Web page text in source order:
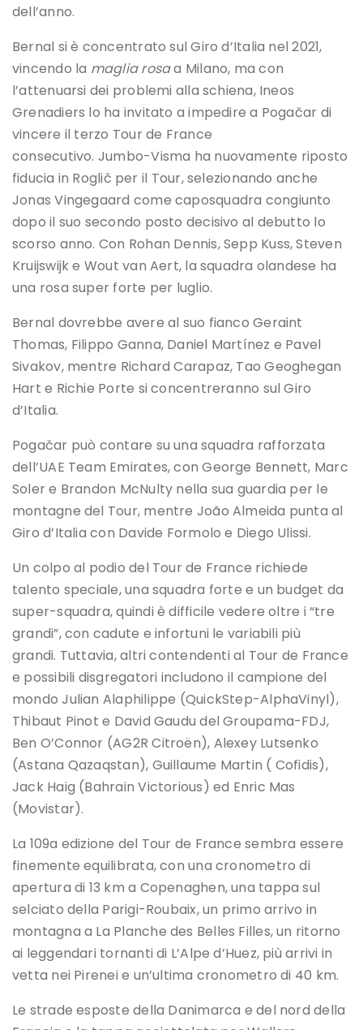
dell’anno.
Bernal si è concentrato sul Giro d’Italia nel 2021,
vincendo la maglia rosaa Milano, ma con
l’attenuarsi dei problemi alla schiena, Ineos
Grenadiers lo ha invitato a impedire a Pogačar di
vincere il terzo Tour de France
consecutivo. Jumbo-Visma ha nuovamente riposto
fiducia in Roglič per il Tour, selezionando anche
Jonas Vingegaard come caposquadra congiunto
dopo il suo secondo posto decisivo al debutto lo
scorso anno. Con Rohan Dennis, Sepp Kuss, Steven
Kruijswijk e Wout van Aert, la squadra olandese ha
una rosa super forte per luglio.
Bernal dovrebbe avere al suo fianco Geraint
Thomas, Filippo Ganna, Daniel Martínez e Pavel
Sivakov, mentre Richard Carapaz, Tao Geoghegan
Hart e Richie Porte si concentreranno sul Giro
d’Italia.
Pogačar può contare su una squadra rafforzata
dell’UAE Team Emirates, con George Bennett, Marc
Soler e Brandon McNulty nella sua guardia per le
montagne del Tour, mentre João Almeida punta al
Giro d’Italia con Davide Formolo e Diego Ulissi.
Un colpo al podio del Tour de France richiede
talento speciale, una squadra forte e un budget da
super-squadra, quindi è difficile vedere oltre i “tre
grandi”, con cadute e infortuni le variabili più
grandi. Tuttavia, altri contendenti al Tour de France
e possibili disgregatori includono il campione del
mondo Julian Alaphilippe (QuickStep-AlphaVinyl),
Thibaut Pinot e David Gaudu del Groupama-FDJ,
Ben O’Connor (AG2R Citroën), Alexey Lutsenko
(Astana Qazaqstan), Guillaume Martin ( Cofidis),
Jack Haig (Bahrain Victorious) ed Enric Mas
(Movistar).
La 109a edizione del Tour de France sembra essere
finemente equilibrata, con una cronometro di
apertura di 13 km a Copenaghen, una tappa sul
selciato della Parigi-Roubaix, un primo arrivo in
montagna a La Planche des Belles Filles, un ritorno
ai leggendari tornanti di L’Alpe d’Huez, più arrivi in ​​
vetta nei Pirenei e un’ultima cronometro di 40 km.
Le strade esposte della Danimarca e del nord della